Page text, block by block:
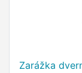
Zarážka